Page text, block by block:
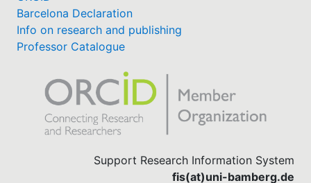
Barcelona Declaration
Info on research and publishing
Professor Catalogue
Support Research Information System
fis(at)uni-bamberg.de